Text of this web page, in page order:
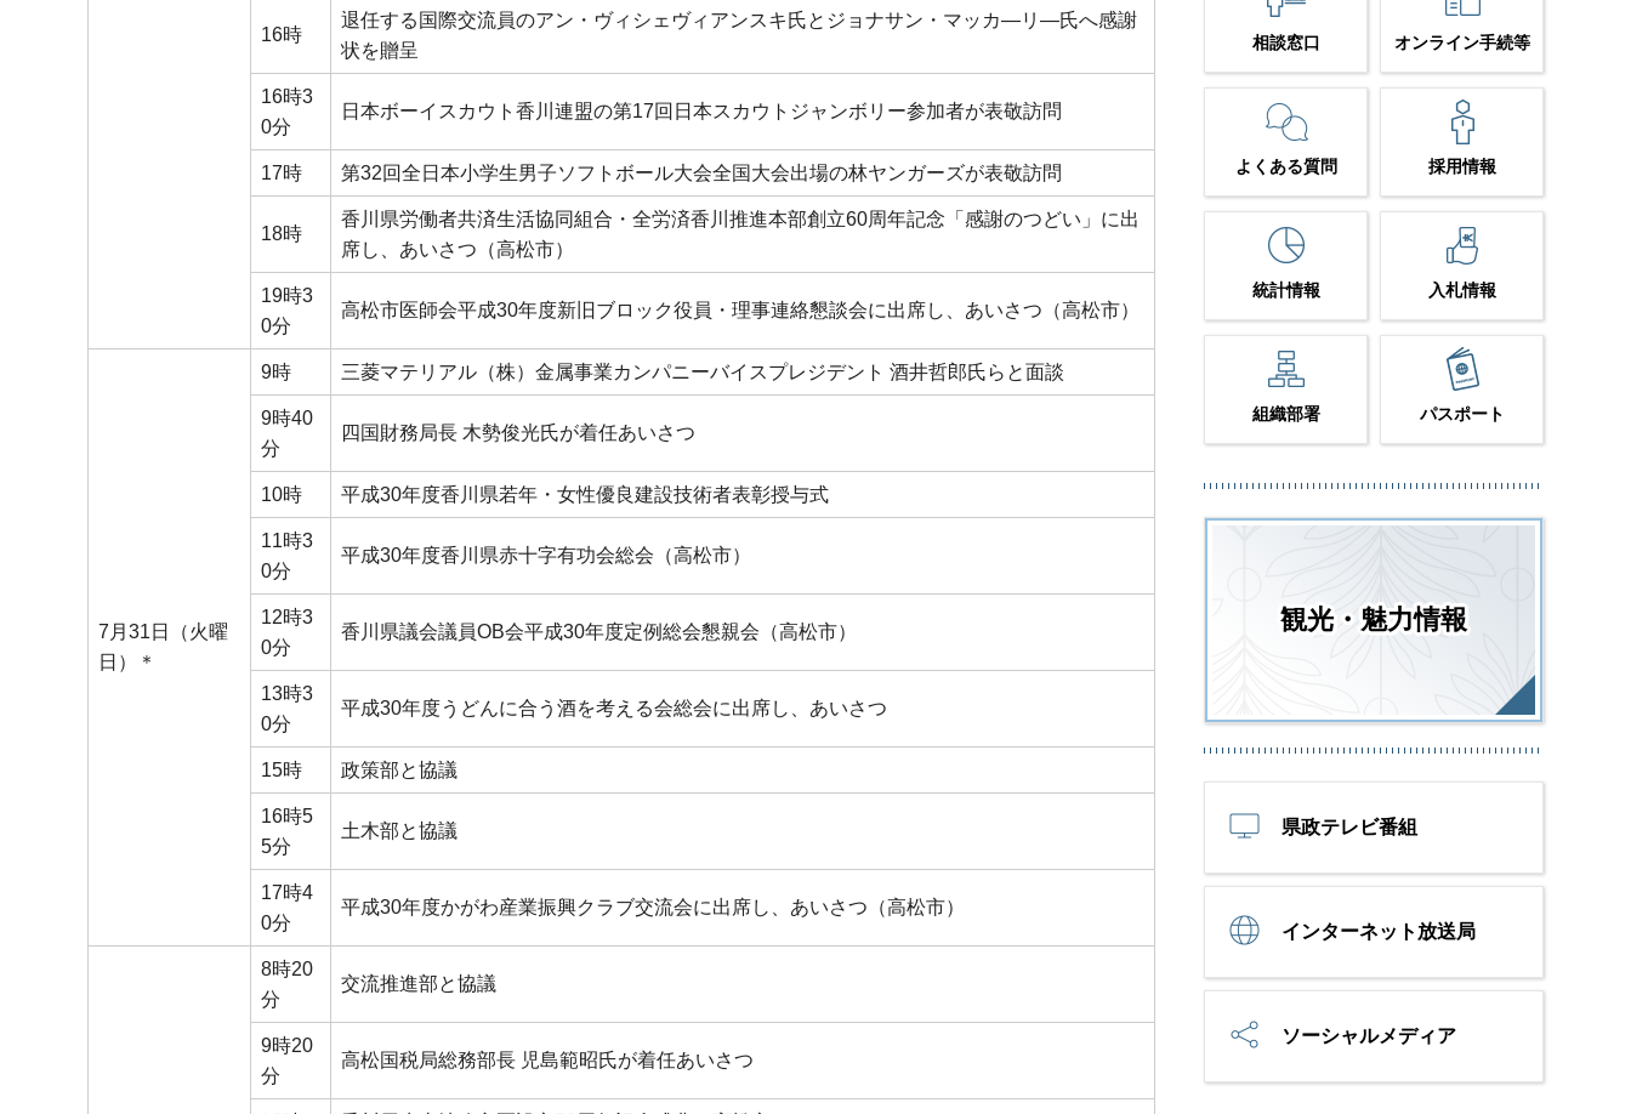
16時
退任する国際交流員のアン・ヴィシェヴィアンスキ氏とジョナサン・マッカ―リ―氏へ感謝
状を贈呈
16時3
0分
日本ボーイスカウト香川連盟の第17回日本スカウトジャンボリー参加者が表敬訪問
17時 第32回全日本小学生男子ソフトボール大会全国大会出場の林ヤンガーズが表敬訪問
18時
香川県労働者共済生活協同組合・全労済香川推進本部創立60周年記念「感謝のつどい」に出
席し、あいさつ（高松市）
19時3
0分
高松市医師会平成30年度新旧ブロック役員・理事連絡懇談会に出席し、あいさつ（高松市）
7月31日（火曜
日）＊
9時 三菱マテリアル（株）金属事業カンパニーバイスプレジデント 酒井哲郎氏らと面談
9時40
分
四国財務局長 木勢俊光氏が着任あいさつ
10時 平成30年度香川県若年・女性優良建設技術者表彰授与式
11時3
0分
平成30年度香川県赤十字有功会総会（高松市）
12時3
0分
香川県議会議員OB会平成30年度定例総会懇親会（高松市）
13時3
0分
平成30年度うどんに合う酒を考える会総会に出席し、あいさつ
15時 政策部と協議
16時5
5分
土木部と協議
17時4
0分
平成30年度かがわ産業振興クラブ交流会に出席し、あいさつ（高松市）
8時20
分
交流推進部と協議
9時20
分
高松国税局総務部長 児島範昭氏が着任あいさつ
相談窓口 オンライン手続等
よくある質問 採用情報
統計情報 入札情報
組織部署 パスポート
観光・魅力情報
県政テレビ番組
インターネット放送局
ソーシャルメディア